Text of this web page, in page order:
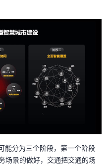
能分为三个阶段，第一个阶段
场景的做好，交通把交通的场